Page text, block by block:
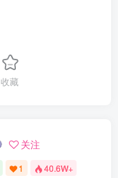
收藏
关注
1 40.6W+